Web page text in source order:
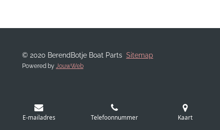
© 2020 BerendBotje Boat Parts Sitemap
Powered by JouwWeb
E-mailadres Telefoonnummer Kaart